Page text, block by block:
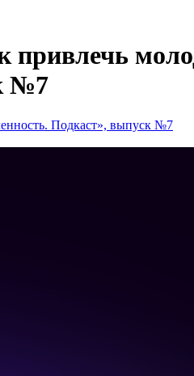
привлечь
№7
Подкаст», выпуск №7